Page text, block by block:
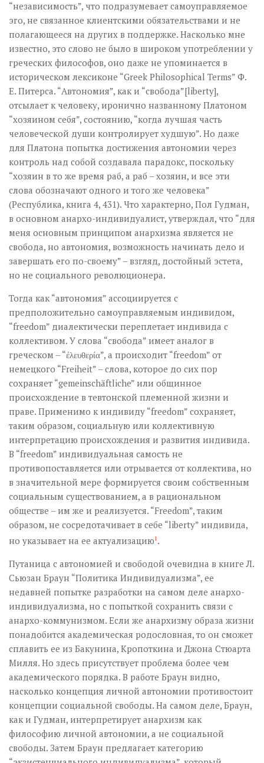
“независимость”, что подразумевает самоуправляемое
эго, не связанное клиентскими обязательствами и не
полагающееся на других в поддержке. Насколько мне
известно, это слово не было в широком употреблении у
греческих философов, оно даже не упоминается в
историческом лексиконе “Greek Philosophical Terms” Ф.
Е. Питерса. “Автономия”, как и “свобода”[liberty],
отсылает к человеку, иронично названному Платоном
“хозяином себя”, состоянию, “когда лучшая часть
человеческой души контролирует худшую”. Но даже
для Платона попытка достижения автономии через
контроль над собой создавала парадокс, поскольку
“хозяин в то же время раб, а раб – хозяин, и все эти
слова обозначают одного и того же человека”
(Республика, книга 4, 431). Что характерно, Пол Гудман,
в основном анархо-индивидуалист, утверждал, что “для
меня основным принципом анархизма является не
свобода, но автономия, возможность начинать дело и
завершать его по-своему” – взгляд, достойный эстета,
но не социального революционера.
Тогда как “автономия” ассоциируется с
предположительно самоуправляемым индивидом,
“freedom” диалектически переплетает индивида с
коллективом. У слова “свобода” имеет аналог в
греческом – “ἐλευθερία”, а происходит “freedom” от
немецкого “Freiheit” – слова, которое до сих пор
сохраняет “gemeinschäftliche” или общинное
происхождение в тевтонской племенной жизни и
праве. Применимо к индивиду “freedom” сохраняет,
таким образом, социальную или коллективную
интерпретацию происхождения и развития индивида.
В “freedom” индивидуальная самость не
противопоставляется или отрывается от коллектива, но
в значительной мере формируется своим собственным
социальным существованием, а в рациональном
обществе – им же и реализуется. “Freedom”, таким
образом, не сосредотачивает в себе “liberty” индивида,
но указывает на ее актуализацию1.
Путаница с автономией и свободой очевидна в книге Л.
Сьюзан Браун “Политика Индивидуализма”, ее
недавней попытке разработки на самом деле анархо-
индивидуализма, но с попыткой сохранить связи с
анархо-коммунизмом. Если же анархизму образа жизни
понадобится академическая родословная, то он сможет
сплавить ее из Бакунина, Кропоткина и Джона Стюарта
Милля. Но здесь присутствует проблема более чем
академического порядка. В работе Браун видно,
насколько концепция личной автономии противостоит
концепции социальной свободы. На самом деле, Браун,
как и Гудман, интерпретирует анархизм как
философию личной автономии, а не социальной
свободы. Затем Браун предлагает категорию